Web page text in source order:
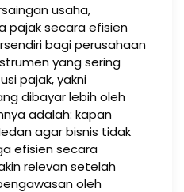
usaha,
pajak secara efisien
bagi perusahaan
yang sering
pajak, yakni
dibayar lebih oleh
adalah: kapan
agar bisnis tidak
efisien secara
relevan setelah
oleh